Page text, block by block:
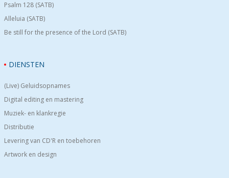
Psalm 128 (SATB)
Alleluia (SATB)
Be still for the presence of the Lord (SATB)
DIENSTEN
(Live) Geluidsopnames
Digital editing en mastering
Muziek- en klankregie
Distributie
Levering van CD'R en toebehoren
Artwork en design